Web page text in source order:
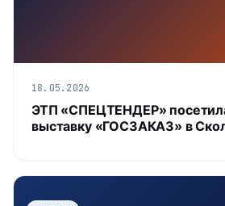
18.05.2026
ЭТП «СПЕЦТЕНДЕР»
выставку «ГОСЗАКАЗ» в